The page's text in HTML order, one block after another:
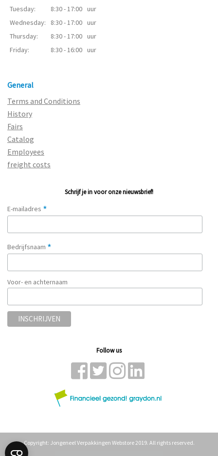
Tuesday:
8:30 - 17:00 uur
Wednesday:
8:30 - 17:00 uur
Thursday:
8:30 - 17:00 uur
Friday:
8:30 - 16:00 uur
General
Terms and Conditions
History
Fairs
Catalog
Employees
freight costs
Schrijf je in voor onze nieuwsbrief!
E-mailadres *
Bedrijfsnaam *
Voor- en achternaam
Follow us
Copyright: Jongeneel Verpakkingen Webstore 2019. All rights reserved.